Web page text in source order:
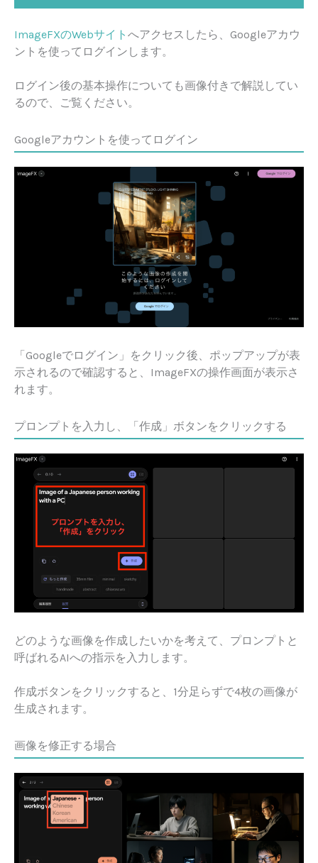
ImageFXのWebサイト へアクセスしたら、Googleアカウ
ントを使ってログインします。
ログイン後の基本操作についても画像付きで解説してい
るので、ご覧ください。
Googleアカウントを使ってログイン
「Googleでログイン」をクリック後、ポップアップが表
示されるので確認すると、ImageFXの操作画面が表示さ
れます。
プロンプトを入力し、「作成」ボタンをクリックする
どのような画像を作成したいかを考えて、プロンプトと
呼ばれるAIへの指示を入力します。
作成ボタンをクリックすると、1分足らずで4枚の画像が
生成されます。
画像を修正する場合